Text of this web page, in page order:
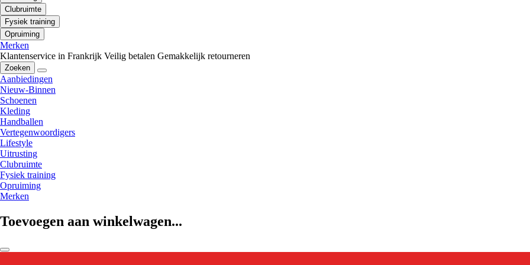
Clubruimte
Fysiek training
Opruiming
Merken
Klantenservice in Frankrijk Veilig betalen Gemakkelijk retourneren
Zoeken
Aanbiedingen
Nieuw-Binnen
Schoenen
Kleding
Handballen
Vertegenwoordigers
Lifestyle
Uitrusting
Clubruimte
Fysiek training
Opruiming
Merken
Toevoegen aan winkelwagen...